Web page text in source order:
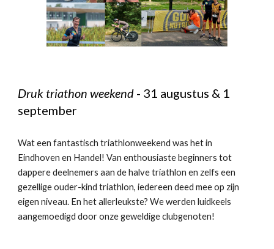
Druk triathon weekend - 31 augustus & 1
september
Wat een fantastisch triathlonweekend was het in
Eindhoven en Handel! Van enthousiaste beginners tot
dappere deelnemers aan de halve triathlon en zelfs een
gezellige ouder-kind triathlon, iedereen deed mee op zijn
eigen niveau. En het allerleukste? We werden luidkeels
aangemoedigd door onze geweldige clubgenoten!